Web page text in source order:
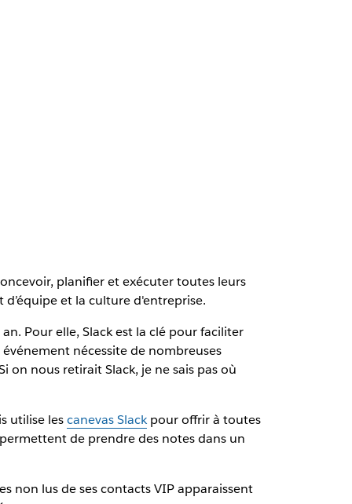
planifier et exécuter toutes leurs
et la culture d'entreprise.
Pour elle, Slack est la clé pour faciliter
nécessite de nombreuses
on nous retirait Slack, je ne sais pas où
utilise lescanevas Slackpour offrir à toutes
de prendre des notes dans un
non lus de ses contacts VIP apparaissent